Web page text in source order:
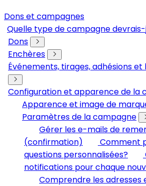
Dons et campagnes
Quelle type de campagne
Dons
Enchères
Événements, tirages, adhésions
Configuration et apparence de la
Apparence et image de
Paramètres de la campagne
Gérer les e-mails de
(confirmation)
Comment
questions personnalisées?
notifications pour chaque
Comprendre les adresses